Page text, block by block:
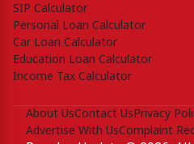
SIP Calculator
Personal Loan Calculator
Car Loan Calculator
Education Loan Calculator
Income Tax Calculator
About UsContact UsPrivacy
Advertise With UsComplaint